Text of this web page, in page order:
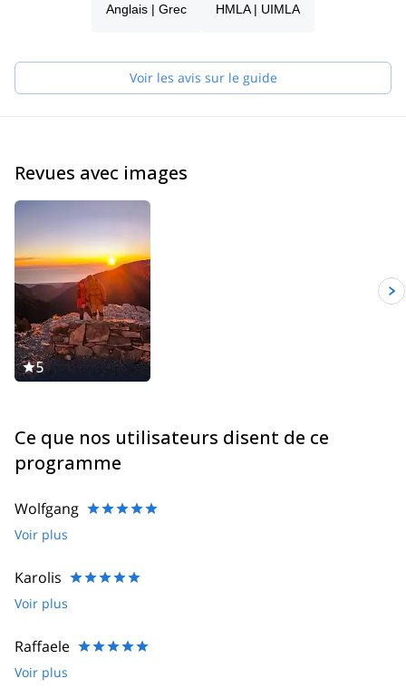
Anglais | Grec HMLA | UIMLA
Voir les avis sur le guide
Revues avec images
5
Ce que nos utilisateurs disent de ce
programme
Wolfgang
Voir plus
Karolis
Voir plus
Raffaele
Voir plus